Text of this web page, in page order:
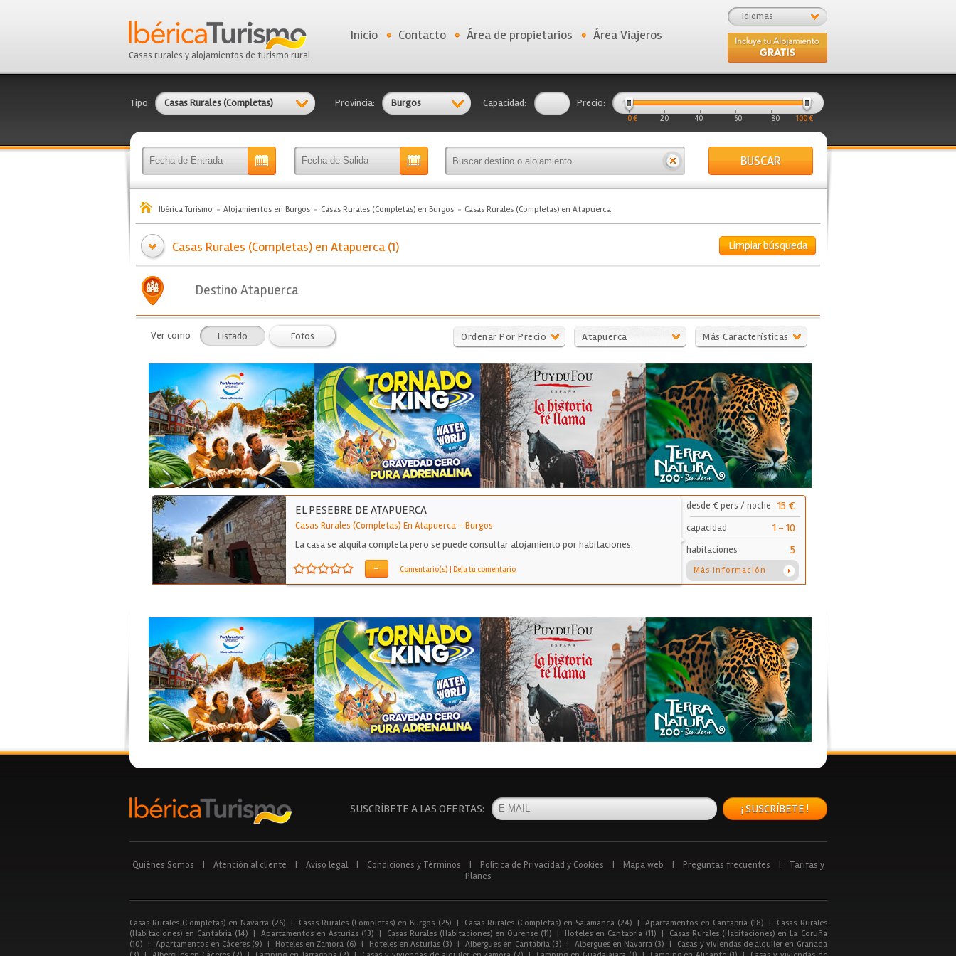
Casas rurales y alojamientos de turismo rural
Idiomas
Inicio Contacto Área de propietarios Área Viajeros
Tipo: Casas Rurales (Completas) Provincia: Burgos Capacidad: Precio:
0 € 20 40 60 80 100 €
BUSCAR
Ibérica Turismo Alojamientos en Burgos Casas Rurales (Completas) en Burgos Casas Rurales (Completas) en Atapuerca
Limpiar búsqueda
Casas Rurales (Completas) en Atapuerca (1)
Destino Atapuerca
Ver como Listado Fotos Ordenar Por Precio Atapuerca Más Características
EL PESEBRE DE ATAPUERCA
Casas Rurales (Completas) En Atapuerca- Burgos
La casa se alquila completa pero se puede consultar alojamiento por habitaciones.
- Comentario(s) | Deja tu comentario
desde € pers / noche 15 €
capacidad 1 - 10
habitaciones 5
Más información
SUSCRÍBETE A LAS OFERTAS: ¡ SUSCRÍBETE !
Quiénes Somos Atención al cliente Aviso legal Condiciones y Términos Política de Privacidad y Cookies Mapa web Preguntas frecuentes
Tarifas y
Planes
Casas Rurales (Completas) en Navarra (26) | Casas Rurales (Completas) en Burgos (25) | Casas Rurales (Completas) en Salamanca (24) | Apartamentos en Cantabria (18) |
Casas Rurales
(Habitaciones) en Cantabria (14)
| Apartamentos en Asturias (13) | Casas Rurales (Habitaciones) en Ourense (11) | Hoteles en Cantabria (11) |
Casas Rurales (Habitaciones) en La Coruña
(10)
| Apartamentos en Cáceres (9) | Hoteles en Zamora (6) | Hoteles en Asturias (3) | Albergues en Cantabria (3) | Albergues en Navarra (3) |
Casas y viviendas de alquiler en Granada